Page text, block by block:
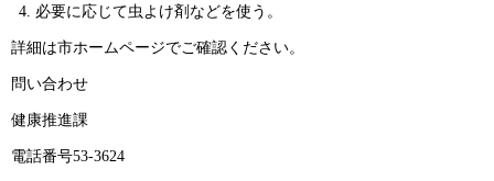
必要に応じて虫よけ剤などを使う。
詳細は市ホームページでご確認ください。
問い合わせ
健康推進課
電話番号53-3624